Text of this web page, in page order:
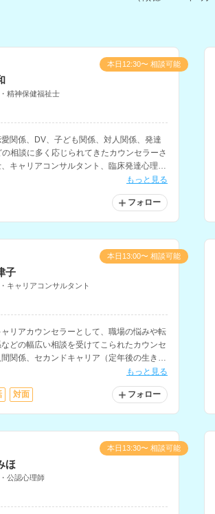
精神保健福祉士
関係、DV、子ども関係、対人関係、発達
相談に多く応じられてきたカウンセラーさ
キャリアコンサルタント、臨床発達心理士
もっと見る
フォロー
本日12:30〜 相談可能
子
キャリアコンサルタント
リアカウンセラーとして、職場の悩みや転
どの幅広い相談を受けてこられたカウンセ
関係、セカンドキャリア（定年後の生き
もっと見る
対面 フォロー
本日13:00〜 相談可能
ほ
公認心理師
本日13:30〜 相談可能